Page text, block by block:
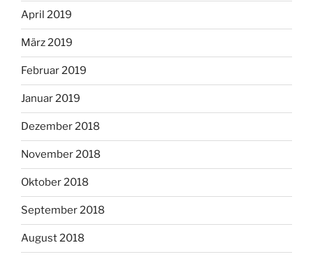
April 2019
März 2019
Februar 2019
Januar 2019
Dezember 2018
November 2018
Oktober 2018
September 2018
August 2018